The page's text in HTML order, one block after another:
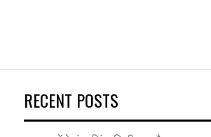
RECENT POSTS